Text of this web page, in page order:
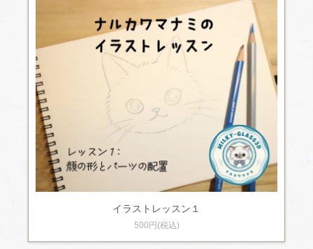
イラストレッスン１
500円(税込)